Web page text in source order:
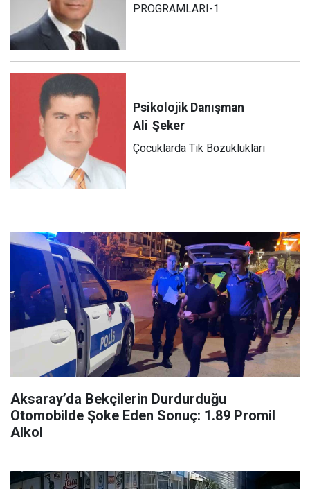
PROGRAMLARI-1
Psikolojik Danışman
Ali Şeker
Çocuklarda Tik Bozuklukları
Aksaray’da Bekçilerin Durdurduğu
Otomobilde Şoke Eden Sonuç: 1.89 Promil
Alkol